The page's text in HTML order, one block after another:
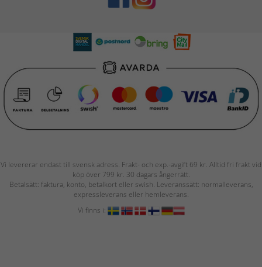
Vi levererar endast till svensk adress. Frakt- och exp.-avgift 69 kr. Alltid fri frakt vid
köp över 799 kr. 30 dagars ångerrätt.
Betalsätt: faktura, konto, betalkort eller swish. Leveranssätt: normalleverans,
expressleverans eller hemleverans.
Vi finns i: